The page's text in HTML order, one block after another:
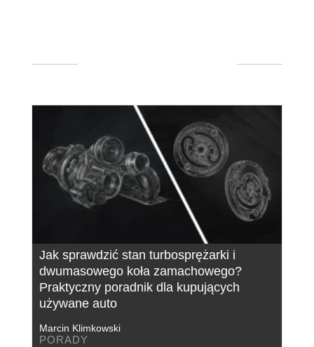
Jak sprawdzić stan turbosprężarki i
dwumasowego koła zamachowego?
Praktyczny poradnik dla kupujących
używane auto
Marcin Klimkowski
PORADY